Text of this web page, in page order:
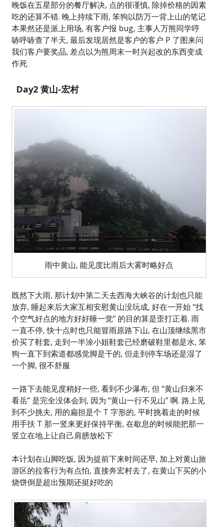
晚饭在五星部分的餐厅解决, 点的很谨慎, 除掉价格的因素
吃的还算不错. 晚上持续下雨, 笨狗以防万一背上山的笔记
本果然还是派上用场, 有客户报 bug, 主事人万熊同学哼
哧呼哧查了半天, 最后发现居然是客户的客户 P 了图来问
我们客户要奖品, 差点以为熊周末一时兴起改的东西变成
作死
Day2 黄山-宏村
雨中黄山, 能见度比雨后大雾时略好点
既然下大雨, 那计划中第二天去西海大峡谷的计划也只能
放弃, 睡起来后大家互相安慰黄山没玩成, 好在一开始 “找
个空气好点的地方好好睡一觉” 的目的算是歪打正着. 雨
一直不停, 快十点时也只能冒雨原路下山, 在山顶继续黑市
价买了鞋套, 走到一半涂小姐鞋套已经磨破鞋里都是水, 笨
狗一直下到索道都感觉脚是干的, 但走到停车场还是湿了
一个脚, 很不舒服
一路下去能见度稍好一些, 看到不少瀑布, 但 “黄山归来不
看岳” 是完全没体会到, 因为 “黄山一行不见山” 啊. 路上见
到不少挑夫, 用的扁担是个 T 字形的, 平时挑着走的时候
用手扶 T 那一竖来更好保持平衡, 在歇息的时候能把那一
竖立在地上让自己肩膀放松下
本计划在山脚吃饭, 因为提前下来时间还早, 加上对黄山旅
游区的拉客行为有点怕, 直接奔宏村去了, 在黄山下买的小
烧饼倒是超出预期还挺好吃的